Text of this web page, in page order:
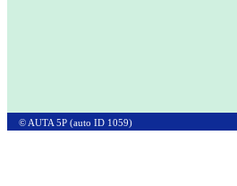
© AUTA 5P (auto ID 1059)